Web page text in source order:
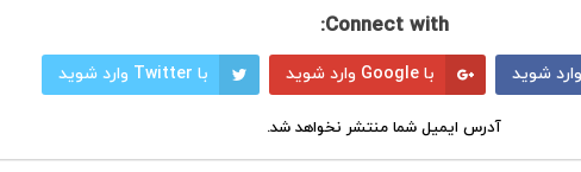
Connect with:
با Google وارد شوید با Twitter وارد شوید
آدرس ایمیل شما منتشر نخواهد شد.